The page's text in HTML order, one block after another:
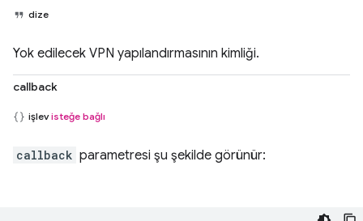
dize
Yok edilecek VPN yapılandırmasının kimliği.
callback
işlevisteğe bağlı
callback parametresi şu şekilde görünür: